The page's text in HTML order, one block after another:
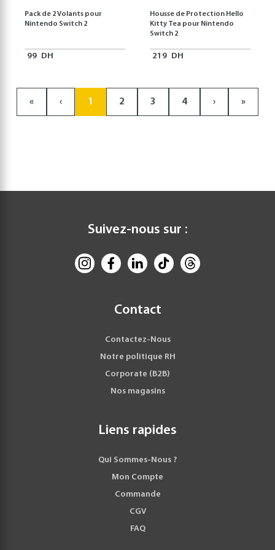
Pack de 2 Volants pour
Nintendo Switch 2
99 DH
Housse de Protection Hello
Kitty Tea pour Nintendo
Switch 2
219 DH
« ‹ 1 2 3 4 › »
Suivez-nous sur :
Contact
Contactez-Nous
Notre politique RH
Corporate (B2B)
Nos magasins
Liens rapides
Qui Sommes-Nous ?
Mon Compte
Commande
CGV
FAQ